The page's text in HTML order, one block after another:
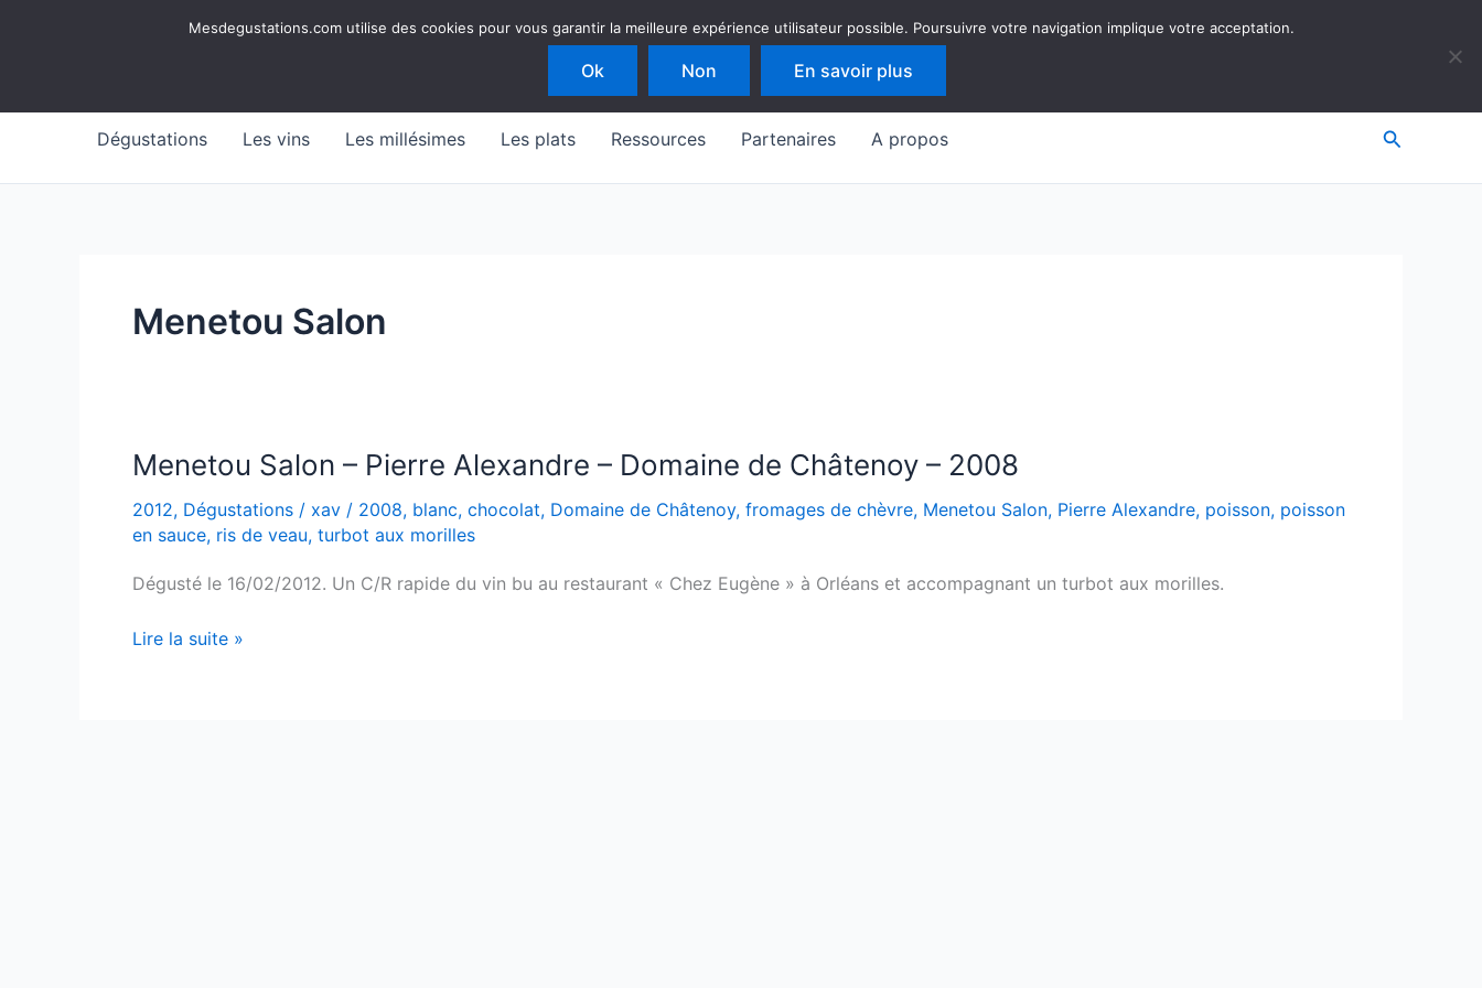
Mesdegustations
Dégustations Les vins Les millésimes Les plats Ressources Partenaires A propos
Menetou Salon
Menetou Salon – Pierre Alexandre – Domaine de Châtenoy – 2008
2012, Dégustations / xav / 2008, blanc, chocolat, Domaine de Châtenoy, fromages de chèvre, Menetou Salon, Pierre Alexandre, poisson, poisson
en sauce, ris de veau, turbot aux morilles
Dégusté le 16/02/2012. Un C/R rapide du vin bu au restaurant « Chez Eugène » à Orléans et accompagnant un turbot aux morilles.
Menetou
Lire la suite »
Mesdegustations.com utilise des cookies pour vous garantir la meilleure expérience utilisateur possible. Poursuivre votre navigation implique votre acceptation.
Ok Non En savoir plus